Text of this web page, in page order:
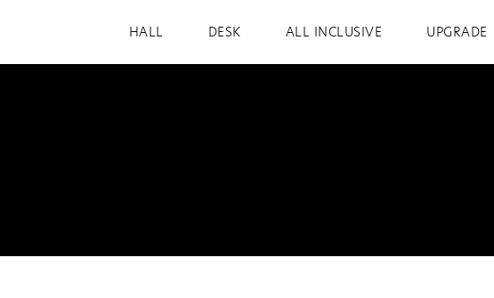
HALL DESK ALL INCLUSIVE UPGRADE